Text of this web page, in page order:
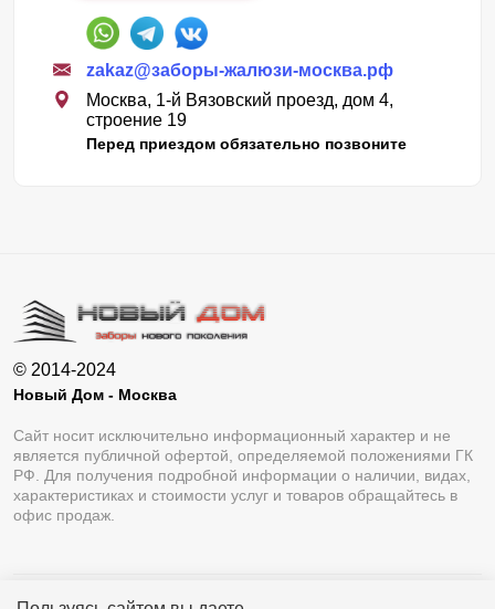
zakaz@заборы-жалюзи-москва.рф
Москва, 1-й Вязовский проезд, дом 4,
строение 19
Перед приездом обязательно позвоните
© 2014-2024
Новый Дом - Москва
Сайт носит исключительно информационный характер и не
является публичной офертой, определяемой положениями ГК
РФ. Для получения подробной информации о наличии, видах,
характеристиках и стоимости услуг и товаров обращайтесь в
офис продаж.